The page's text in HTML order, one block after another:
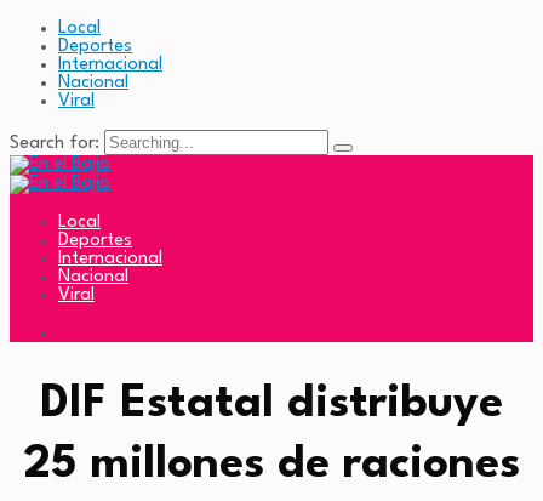
Local
Deportes
Internacional
Nacional
Viral
Search for:
Local
Deportes
Internacional
Nacional
Viral
DIF Estatal distribuye
25 millones de raciones